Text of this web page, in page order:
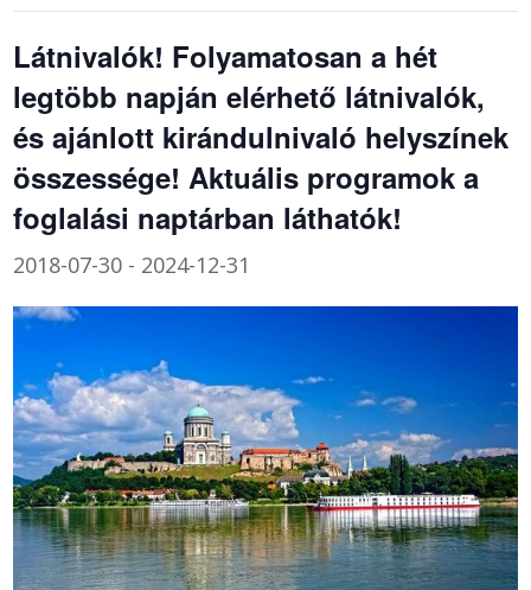
Látnivalók! Folyamatosan a hét
legtöbb napján elérhető látnivalók,
és ajánlott kirándulnivaló helyszínek
összessége! Aktuális programok a
foglalási naptárban láthatók!
2018-07-30 - 2024-12-31